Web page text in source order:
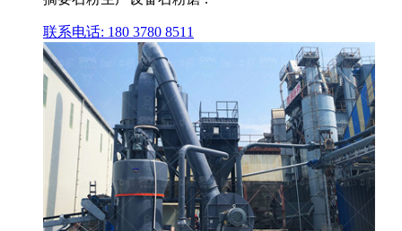
联系电话: 180 3780 8511